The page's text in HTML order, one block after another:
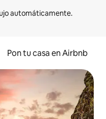
Pon tu casa en Airbnb